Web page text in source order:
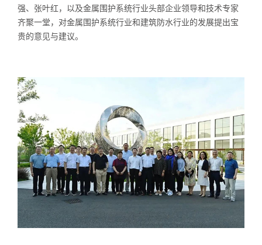
强、张叶红，以及金属围护系统行业头部企业领导和技术专家
齐聚一堂，对金属围护系统行业和建筑防水行业的发展提出宝
贵的意见与建议。